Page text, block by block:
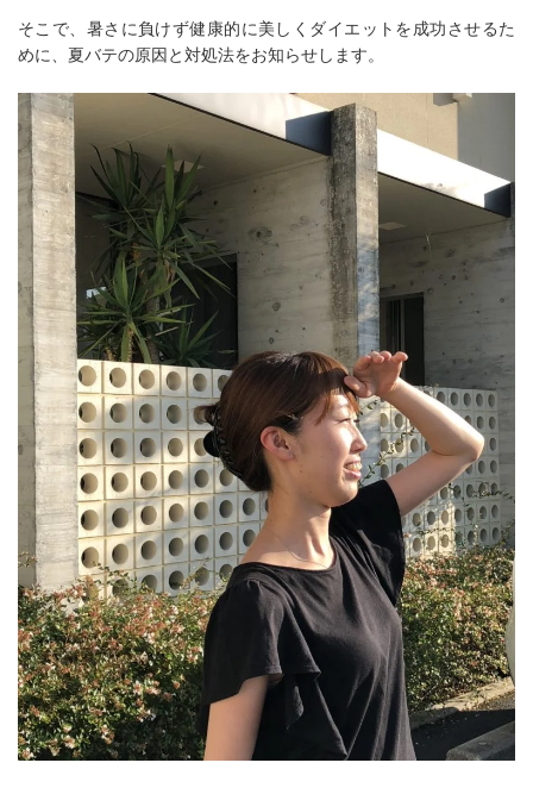
そこで、暑さに負けず健康的に美しくダイエットを成功させるた
めに、夏バテの原因と対処法をお知らせします。